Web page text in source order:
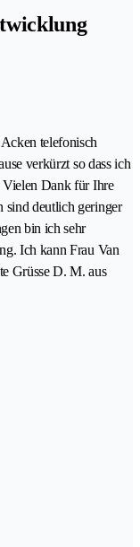
telefonisch
verkürzt so dass ich
Vielen Dank für Ihre
sind deutlich geringer
bin ich sehr
Ich kann Frau Van
Grüsse D. M. aus